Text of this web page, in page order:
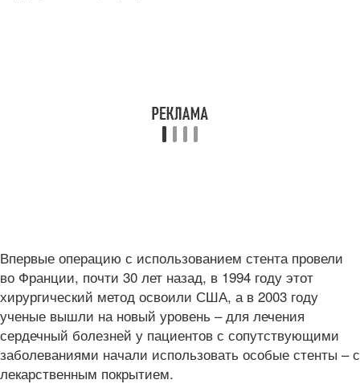
Впервые операцию с использованием стента провели
во Франции, почти 30 лет назад, в 1994 году этот
хирургический метод освоили США, а в 2003 году
ученые вышли на новый уровень – для лечения
сердечный болезней у пациентов с сопутствующими
заболеваниями начали использовать особые стенты – с
лекарственным покрытием.